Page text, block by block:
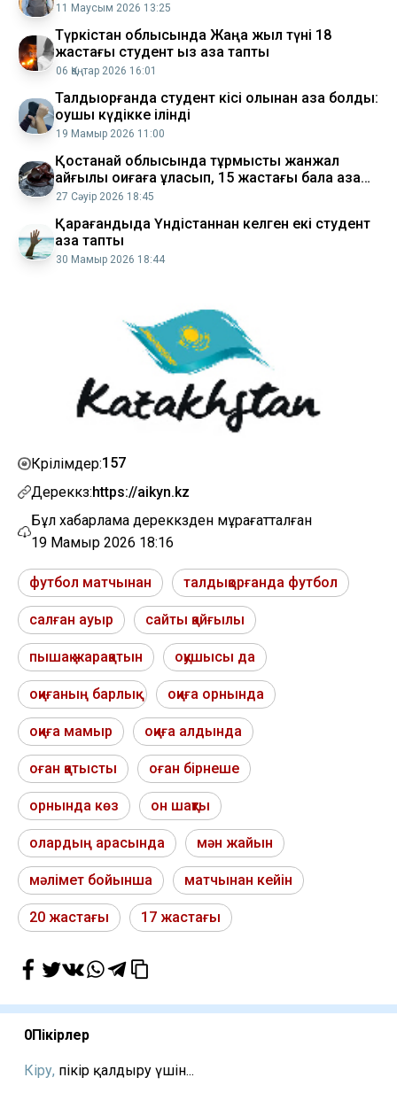
11 Маусым 2026 13:25
Түркістан облысында Жаңа жыл түні 18
жастағы студент қыз қаза тапты
06 Қаңтар 2026 16:01
Талдықорғанда студент кісі қолынан қаза болды:
оқушы күдікке ілінді
19 Мамыр 2026 11:00
Қостанай облысында тұрмыстық жанжал
қайғылы оқиғаға ұласып, 15 жастағы бала қаза
тапты
27 Сәуір 2026 18:45
Қарағандыда Үндістаннан келген екі студент
қаза тапты
30 Мамыр 2026 18:44
Көрілімдер:157
Дереккөз:https://aikyn.kz
Бұл хабарлама дереккөзден мұрағатталған
19 Мамыр 2026 18:16
футбол матчынан талдықорғанда футбол
салған ауыр сайты қайғылы
пышақ жарақатын оқушысы да
оқиғаның барлық оқиға орнында
оқиға мамыр оқиға алдында
оған қатысты оған бірнеше
орнында көз он шақты
олардың арасында мән жайын
мәлімет бойынша матчынан кейін
20 жастағы 17 жастағы
0Пікірлер
Кіру, пікір қалдыру үшін...